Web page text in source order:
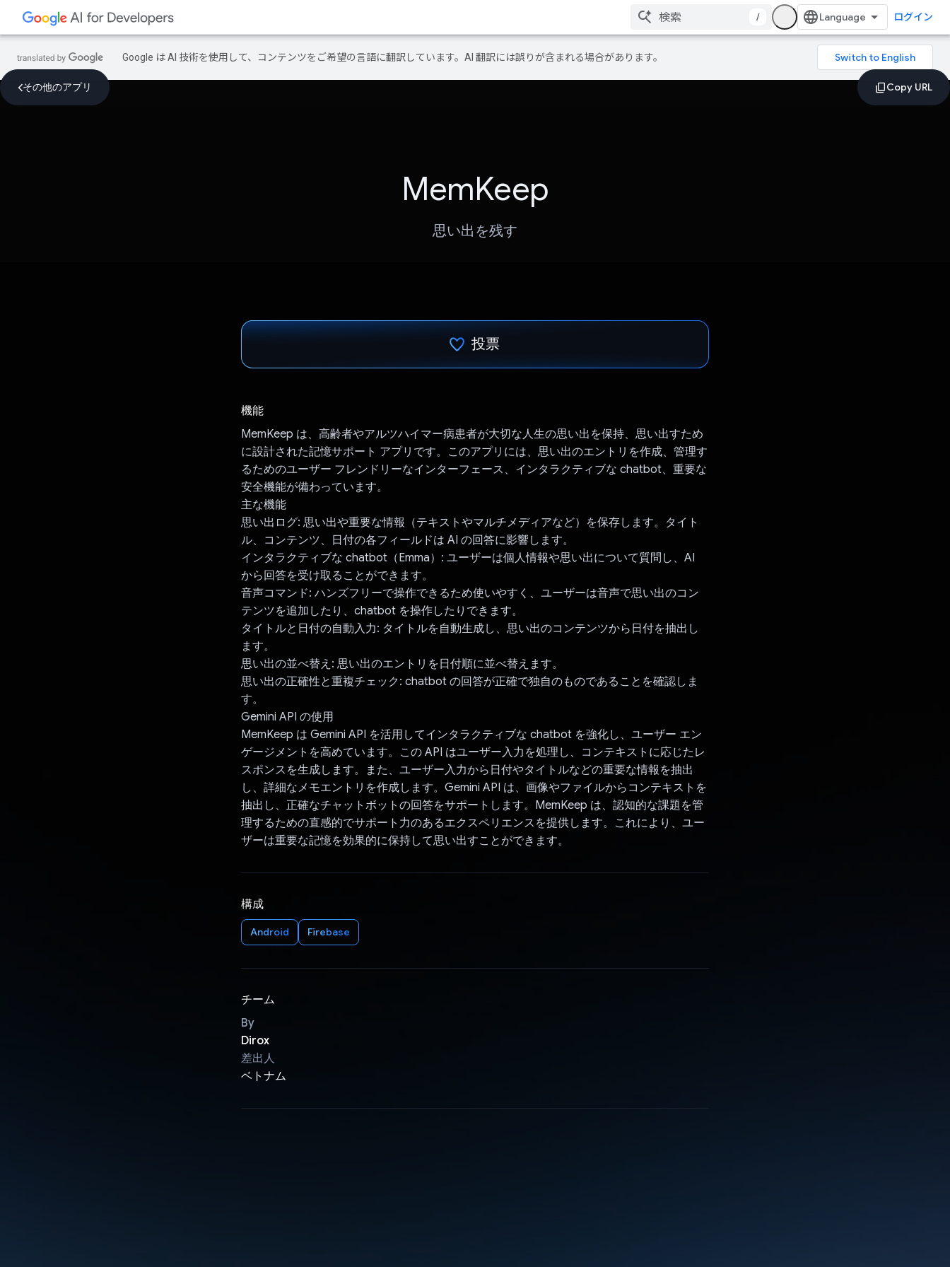
/ ログイン
Google は AI 技術を使用して、コンテンツをご希望の言語に翻訳しています。AI 翻訳には誤りが含まれる場合があります。
その他のアプリ
MemKeep
思い出を残す
投票
機能
MemKeep は、高齢者やアルツハイマー病患者が大切な人生の思い出を保持、思い出すため
に設計された記憶サポート アプリです。このアプリには、思い出のエントリを作成、管理す
るためのユーザー フレンドリーなインターフェース、インタラクティブな chatbot、重要な
安全機能が備わっています。
主な機能
思い出ログ: 思い出や重要な情報（テキストやマルチメディアなど）を保存します。タイト
ル、コンテンツ、日付の各フィールドは AI の回答に影響します。
インタラクティブな chatbot（Emma）: ユーザーは個人情報や思い出について質問し、AI
から回答を受け取ることができます。
音声コマンド: ハンズフリーで操作できるため使いやすく、ユーザーは音声で思い出のコン
テンツを追加したり、chatbot を操作したりできます。
タイトルと日付の自動入力: タイトルを自動生成し、思い出のコンテンツから日付を抽出し
ます。
思い出の並べ替え: 思い出のエントリを日付順に並べ替えます。
思い出の正確性と重複チェック: chatbot の回答が正確で独自のものであることを確認しま
す。
Gemini API の使用
MemKeep は Gemini API を活用してインタラクティブな chatbot を強化し、ユーザー エン
ゲージメントを高めています。この API はユーザー入力を処理し、コンテキストに応じたレ
スポンスを生成します。また、ユーザー入力から日付やタイトルなどの重要な情報を抽出
し、詳細なメモエントリを作成します。Gemini API は、画像やファイルからコンテキストを
抽出し、正確なチャットボットの回答をサポートします。MemKeep は、認知的な課題を管
理するための直感的でサポート力のあるエクスペリエンスを提供します。これにより、ユー
ザーは重要な記憶を効果的に保持して思い出すことができます。
構成
Android Firebase
チーム
By
Dirox
差出人
ベトナム